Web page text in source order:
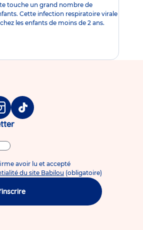
touche un grand nombre de
Cette infection respiratoire virale
les enfants de moins de 2 ans.
Tiktok
avoir lu et accepté
du site Babilou (obligatoire)